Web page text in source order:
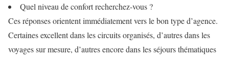
Quel niveau de confort recherchez-vous ?
Ces réponses orientent immédiatement vers le bon type d’agence.
Certaines excellent dans les circuits organisés, d’autres dans les
voyages sur mesure, d’autres encore dans les séjours thématiques